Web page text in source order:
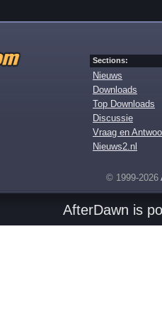
Sections:
Nieuws
Downloads
Top Downloads
Discussie
Vraag en
Nieuws2.nl
© 1999-2026
AfterDawn is